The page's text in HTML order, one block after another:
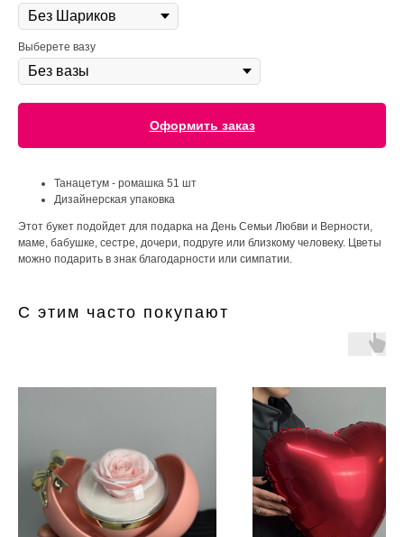
Выберете вазу
Оформить заказ
Танацетум - ромашка 51 шт
Дизайнерская упаковка
Этот букет подойдет для подарка на День Семьи Любви и Верности,
маме, бабушке, сестре, дочери, подруге или близкому человеку. Цветы
можно подарить в знак благодарности или симпатии.
С этим часто покупают